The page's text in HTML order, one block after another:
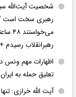
شخصیت آیت‌الله
رهبری سخت است
رهبرانقلاب رسیدم
اظهارات مهم ونس
تعلیق حمله به
آیت الله خرازی: